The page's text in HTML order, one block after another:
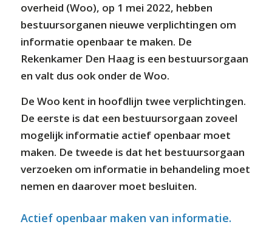
overheid (Woo), op 1 mei 2022, hebben
bestuursorganen nieuwe verplichtingen om
informatie openbaar te maken. De
Rekenkamer Den Haag is een bestuursorgaan
en valt dus ook onder de Woo.
De Woo kent in hoofdlijn twee verplichtingen.
De eerste is dat een bestuursorgaan zoveel
mogelijk informatie actief openbaar moet
maken. De tweede is dat het bestuursorgaan
verzoeken om informatie in behandeling moet
nemen en daarover moet besluiten.
Actief openbaar maken van informatie.